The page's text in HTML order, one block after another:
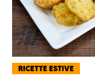
RICETTE ESTIVE